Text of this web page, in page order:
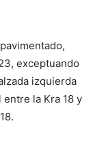
exceptuando
izquierda
la Kra 18 y